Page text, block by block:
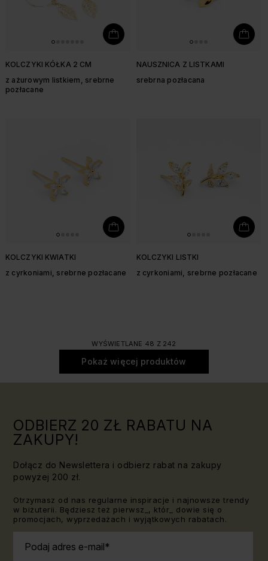
KOLCZYKI KÓŁKA 2 CM
z ażurowym listkiem, srebrne
pozłacane
NAUSZNICA Z LISTKAMI
srebrna pozłacana
KOLCZYKI KWIATKI
z cyrkoniami, srebrne pozłacane
KOLCZYKI LISTKI
z cyrkoniami, srebrne pozłacane
WYŚWIETLANE 48 Z 242
Pokaż więcej produktów
ODBIERZ 20 ZŁ RABATU NA
ZAKUPY!
Dołącz do Newslettera i odbierz rabat na zakupy
powyżej 200 zł.
Otrzymasz od nas regularne inspiracje i najnowsze trendy
w biżuterii. Będziesz też pierwsz_, któr_ dowie się o
promocjach, wyprzedażach i wyjątkowych rabatach.
Podaj adres e-mail